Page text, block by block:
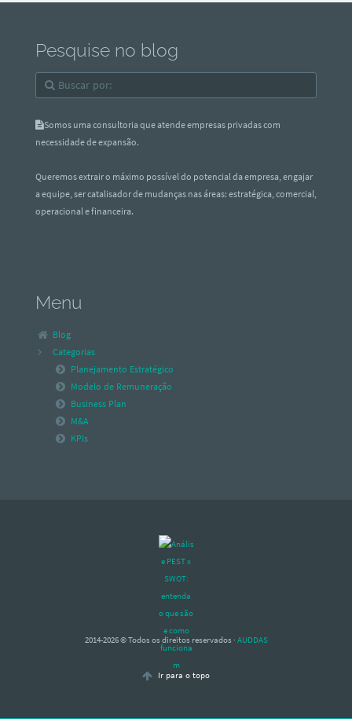
Pesquise no blog
Somos uma consultoria que atende empresas privadas com
necessidade de expansão.
Queremos extrair o máximo possível do potencial da empresa, engajar
a equipe, ser catalisador de mudanças nas áreas: estratégica, comercial,
operacional e financeira.
Menu
Blog
Categorias
Planejamento Estratégico
Modelo de Remuneração
Business Plan
M&A
KPIs
2014-2026 © Todos os direitos reservados · AUDDAS
Ir para o topo